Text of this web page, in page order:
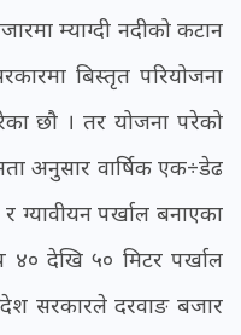
म्याग्दी नदीको कटान
बिस्तृत परियोजना
छौ । तर योजना परेको
अनुसार वार्षिक एक÷डेढ
ग्यावीयन पर्खाल बनाएका
४० देखि ५० मिटर पर्खाल
सरकारले दरवाङ बजार